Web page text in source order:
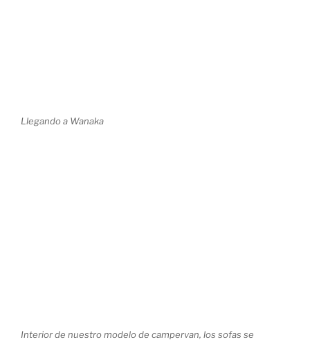
Llegando a Wanaka
Interior de nuestro modelo de campervan, los sofas se